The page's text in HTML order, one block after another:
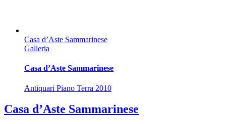
Casa d’Aste Sammarinese
Galleria
Casa d’Aste Sammarinese
Antiquari Piano Terra 2010
Casa d’Aste Sammarinese